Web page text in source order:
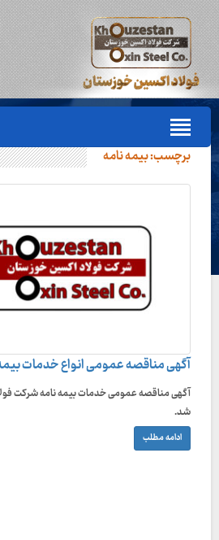
برچسب:بیمه نامه
آگهی مناقصه عمومی انواع خدمات
آگهی مناقصه عمومی خدمات بیمه نامه شرکت
شد.
ادامه مطلب